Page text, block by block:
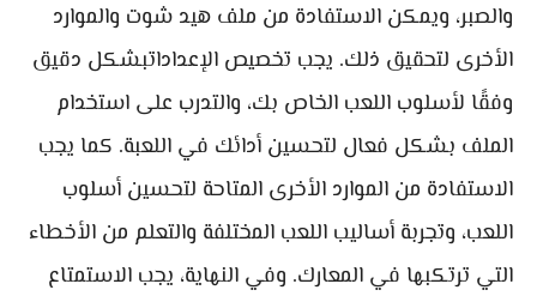
والصبر، ويمكن الاستفادة من ملف هيد شوت والموارد
الأخرى لتحقيق ذلك. يجب تخصيص الإعداداتبشكل دقيق
وفقًا لأسلوب اللعب الخاص بك، والتدرب على استخدام
الملف بشكل فعال لتحسين أدائك في اللعبة. كما يجب
الاستفادة من الموارد الأخرى المتاحة لتحسين أسلوب
اللعب، وتجربة أساليب اللعب المختلفة والتعلم من الأخطاء
التي ترتكبها في المعارك. وفي النهاية، يجب الاستمتاع